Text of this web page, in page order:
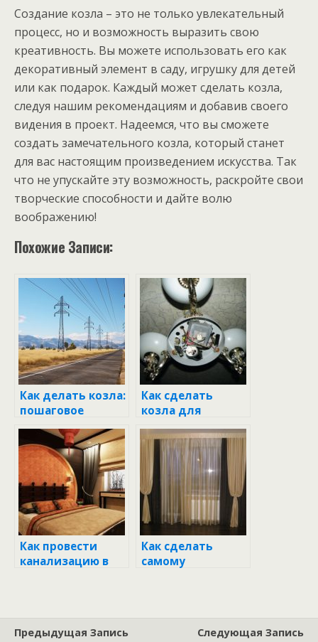
Создание козла – это не только увлекательный
процесс, но и возможность выразить свою
креативность. Вы можете использовать его как
декоративный элемент в саду, игрушку для детей
или как подарок. Каждый может сделать козла,
следуя нашим рекомендациям и добавив своего
видения в проект. Надеемся, что вы сможете
создать замечательного козла, который станет
для вас настоящим произведением искусства. Так
что не упускайте эту возможность, раскройте свои
творческие способности и дайте волю
воображению!
Похожие Записи:
Как делать козла:
пошаговое
руководство для
начинающих
Как сделать
козла для
ремонта:
практическое
руководство для
каждого умельца
Как провести
канализацию в
Как сделать
самому
Предыдущая Запись Следующая Запись